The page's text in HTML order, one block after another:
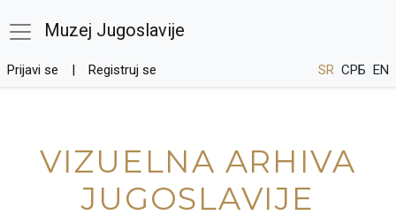
Muzej Jugoslavije
Prijavi se Registruj se SR СРБ EN
VIZUELNA ARHIVA
JUGOSLAVIJE